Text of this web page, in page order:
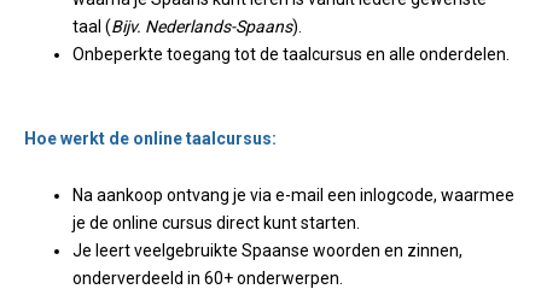
taal (Bijv. Nederlands-Spaans).
Onbeperkte toegang tot de taalcursus en alle onderdelen.
Hoe werkt de online taalcursus:
Na aankoop ontvang je via e-mail een inlogcode, waarmee
je de online cursus direct kunt starten.
Je leert veelgebruikte Spaanse woorden en zinnen,
onderverdeeld in 60+ onderwerpen.